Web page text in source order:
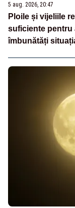
5 aug. 2026, 20:47
Ploile și vijeliile
suficiente pentru
îmbunătăți